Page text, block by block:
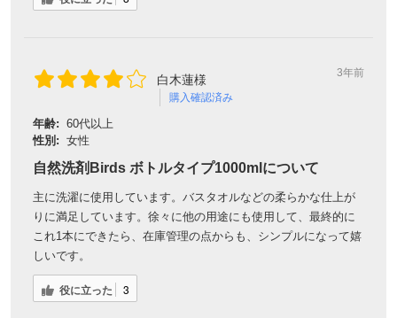
白木蓮様
購入確認済み
3年前
年齢: 60代以上
性別: 女性
自然洗剤Birds ボトルタイプ1000mlについて
主に洗濯に使用しています。バスタオルなどの柔らかな仕上が
りに満足しています。徐々に他の用途にも使用して、最終的に
これ1本にできたら、在庫管理の点からも、シンプルになって嬉
しいです。
役に立った 3